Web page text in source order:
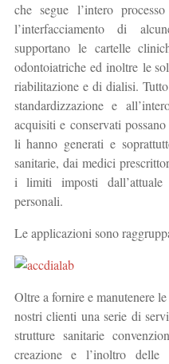
che segue l’intero
l’interfacciamento di
supportano le cartelle
odontoiatriche ed inoltre le
riabilitazione e di dialisi.
standardizzazione e
acquisiti e conservati
li hanno generati e
sanitarie, dai medici
i limiti imposti
personali.
Le applicazioni sono
Oltre a fornire e manutenere
nostri clienti una serie di
strutture sanitarie
creazione e l’inoltro